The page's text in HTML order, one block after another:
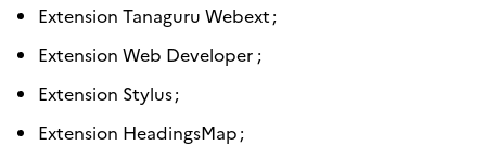
Extension Tanaguru Webext ;
Extension Web Developer ;
Extension Stylus ;
Extension HeadingsMap ;